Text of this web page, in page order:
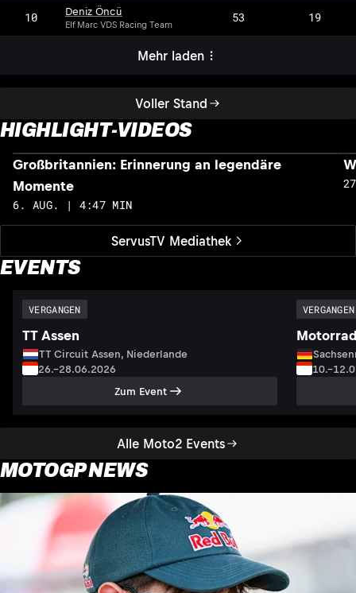
Voller Stand
10 Deniz Öncü
Elf Marc VDS Racing Team 53 19
Mehr laden
HIGHLIGHT-VIDEOS
ServusTV Mediathek
Großbritannien: Erinnerung an legendäre
Momente
6. AUG. | 4:47 MIN
EVENTS
Alle Moto2 Events
VERGANGEN
TT Assen
TT Circuit Assen, Niederlande
26.–28.06.2026
Zum Event
VERGANGEN
MOTOGP NEWS